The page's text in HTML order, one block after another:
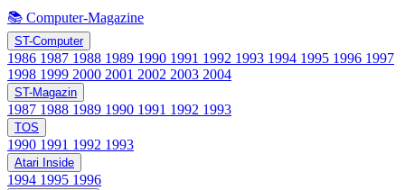
📚 Computer-Magazine
ST-Computer
1986 1987 1988 1989 1990 1991 1992 1993 1994 1995 1996 1997
1998 1999 2000 2001 2002 2003 2004
ST-Magazin
1987 1988 1989 1990 1991 1992 1993
TOS
1990 1991 1992 1993
Atari Inside
1994 1995 1996